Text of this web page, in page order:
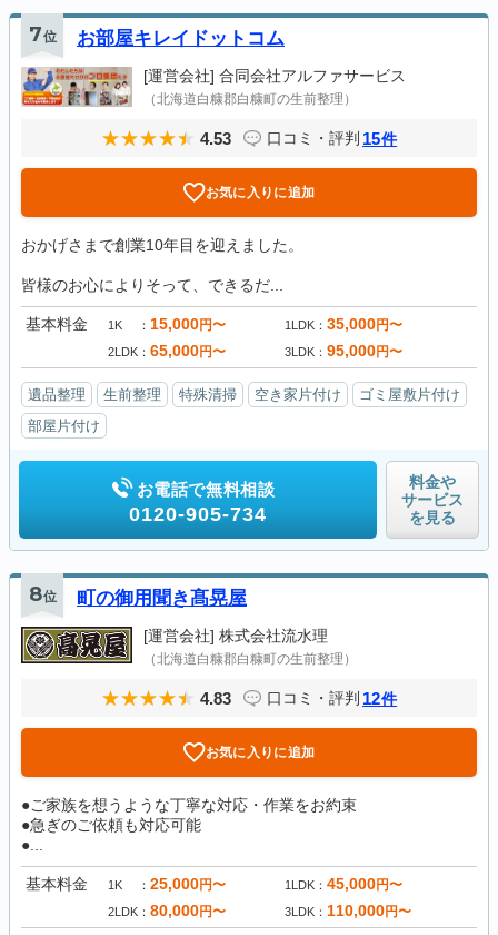
7位 お部屋キレイドットコム
[運営会社] 合同会社アルファサービス
（北海道白糠郡白糠町の生前整理）
4.53 口コミ・評判 15件
お気に入りに追加
おかげさまで創業10年目を迎えました。
皆様のお心によりそって、できるだ...
基本料金 1K 15,000円〜 1LDK 35,000円〜
2LDK 65,000円〜 3LDK 95,000円〜
遺品整理 生前整理 特殊清掃 空き家片付け
ゴミ屋敷片付け
部屋片付け
お電話で無料相談
0120-905-734
料金や
サービス
を見る
8位 町の御用聞き髙晃屋
[運営会社] 株式会社流水理
（北海道白糠郡白糠町の生前整理）
4.83 口コミ・評判 12件
お気に入りに追加
●ご家族を想うような丁寧な対応・作業をお約束
●急ぎのご依頼も対応可能
●...
基本料金 1K 25,000円〜 1LDK 45,000円〜
2LDK 80,000円〜 3LDK 110,000円〜